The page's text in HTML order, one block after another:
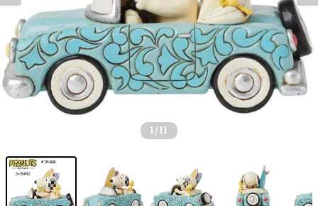
1 /11